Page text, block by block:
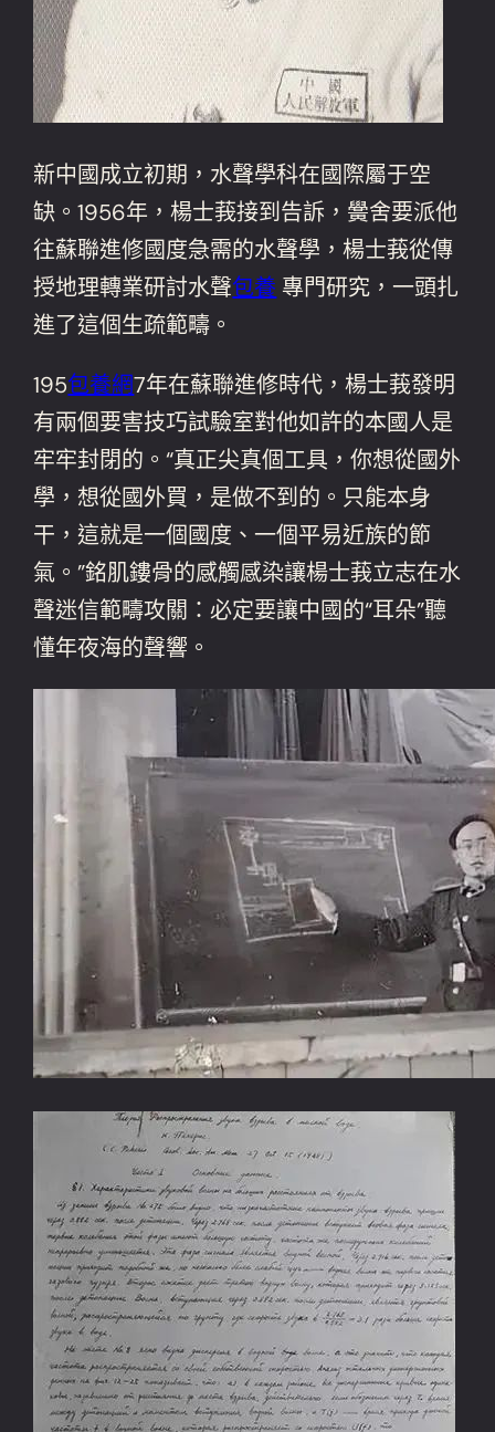
新中國成立初期，水聲學科在國際屬于空
缺。1956年，楊士莪接到告訴，黌舍要派他
往蘇聯進修國度急需的水聲學，楊士莪從傳
授地理轉業研討水聲包養 專門研究，一頭扎
進了這個生疏範疇。
195包養網7年在蘇聯進修時代，楊士莪發明
有兩個要害技巧試驗室對他如許的本國人是
牢牢封閉的。“真正尖真個工具，你想從國外
學，想從國外買，是做不到的。只能本身
干，這就是一個國度、一個平易近族的節
氣。”銘肌鏤骨的感觸感染讓楊士莪立志在水
聲迷信範疇攻關：必定要讓中國的“耳朵”聽
懂年夜海的聲響。